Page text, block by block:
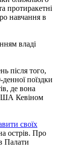
протиракетні
навчання в
владі
після того,
поїздки
де вона
США Кевіном
своїх
острів. Про
Палати